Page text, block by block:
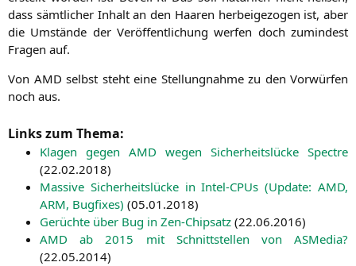
dass sämt­li­cher Inhalt an den Haa­ren her­bei­ge­zo­gen ist, aber
die Umstän­de der Ver­öf­fent­li­chung wer­fen doch zumin­dest
Fra­gen auf.
Von AMD selbst steht eine Stel­lung­nah­me zu den Vor­wür­fen
noch aus.
Links zum Thema:
Kla­gen gegen AMD wegen Sicher­heits­lü­cke Spect­re
(22.02.2018)
Mas­si­ve Sicher­heits­lü­cke in Intel-CPUs (Update: AMD,
ARM, Bug­fi­xes) (05.01.2018)
Gerüch­te über Bug in Zen-Chip­satz (22.06.2016)
AMD ab 2015 mit Schnitt­stel­len von ASMe­dia?
(22.05.2014)